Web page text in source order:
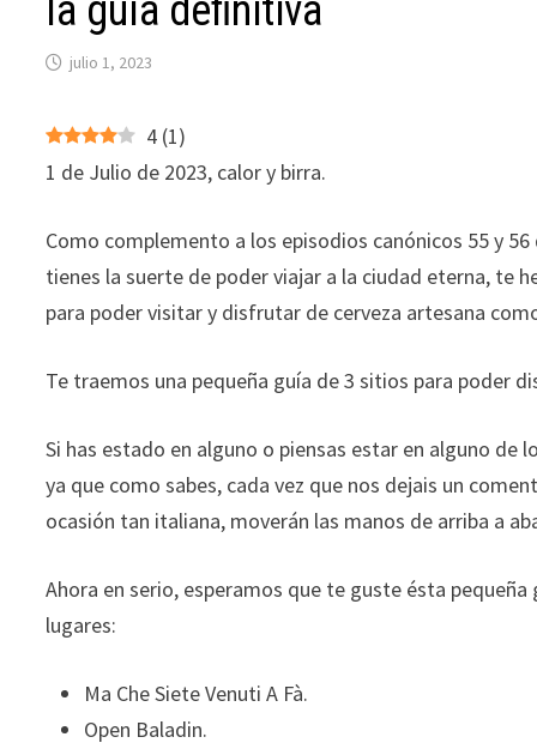
la guía definitiva
julio 1, 2023
4 (1)
1 de Julio de 2023, calor y birra.
Como complemento a los episodios canónicos 55 y
tienes la suerte de poder viajar a la ciudad eterna, te
para poder visitar y disfrutar de cerveza artesana
Te traemos una pequeña guía de 3 sitios para poder
Si has estado en alguno o piensas estar en alguno
ya que como sabes, cada vez que nos dejais un
ocasión tan italiana, moverán las manos de arriba a
Ahora en serio, esperamos que te guste ésta
lugares:
Ma Che Siete Venuti A Fà.
Open Baladin.